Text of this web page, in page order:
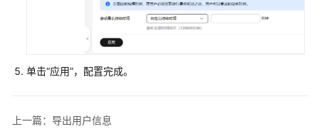
删
户
单击“应用”，配置完成。
上一篇：导出用户信息